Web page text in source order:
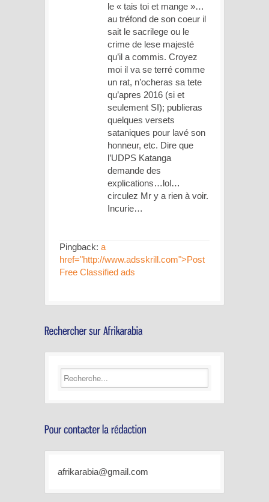
le « tais toi et mange »…
au tréfond de son coeur il
sait le sacrilege ou le
crime de lese majesté
qu’il a commis. Croyez
moi il va se terré comme
un rat, n’ocheras sa tete
qu’apres 2016 (si et
seulement SI); publieras
quelques versets
sataniques pour lavé son
honneur, etc. Dire que
l’UDPS Katanga
demande des
explications…lol…
circulez Mr y a rien à voir.
Incurie…
Pingback: a
href="http://www.adsskrill.com">Post
Free Classified ads
afrikarabia@gmail.com